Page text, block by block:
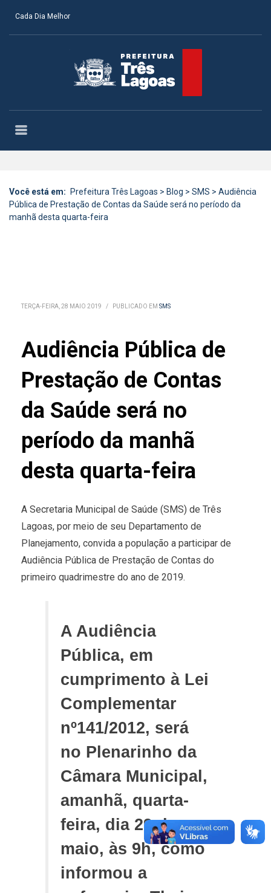
Cada Dia Melhor
Você está em: Prefeitura Três Lagoas > Blog > SMS > Audiência
Pública de Prestação de Contas da Saúde será no período da
manhã desta quarta-feira
TERÇA-FEIRA, 28 MAIO 2019 / PUBLICADO EM SMS
Audiência Pública de
Prestação de Contas
da Saúde será no
período da manhã
desta quarta-feira
A Secretaria Municipal de Saúde (SMS) de Três
Lagoas, por meio de seu Departamento de
Planejamento, convida a população a participar de
Audiência Pública de Prestação de Contas do
primeiro quadrimestre do ano de 2019.
A Audiência
Pública, em
cumprimento à Lei
Complementar
nº141/2012, será
no Plenarinho da
Câmara Municipal,
amanhã, quarta-
feira, dia 29 de
maio, às 9h, como
informou a